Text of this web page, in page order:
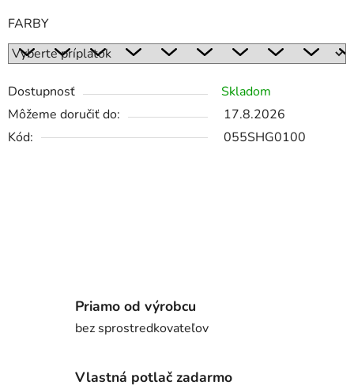
FARBY
Dostupnosť
Skladom
Môžeme doručiť do:
17.8.2026
Kód:
055SHG0100
Priamo od výrobcu
bez sprostredkovateľov
Vlastná potlač zadarmo